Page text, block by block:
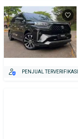
PENJUAL TERVERIFIKASI